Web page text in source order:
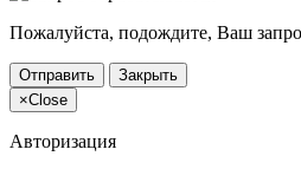
Пожалуйста, подождите, Ваш
Отправить
Закрыть
×Close
Авторизация